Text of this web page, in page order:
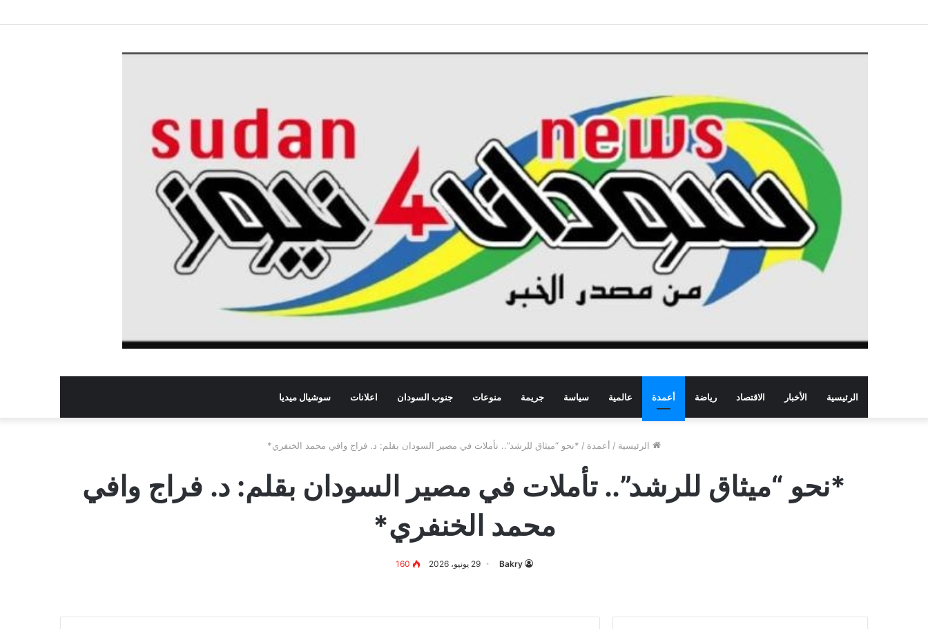
الرئيسية الأخبار الاقتصاد رياضة أعمدة عالمية سياسة جريمة منوعات جنوب السودان اعلانات سوشيال ميديا
الرئيسية / أعمدة / *نحو “ميثاق للرشد”.. تأملات في مصير السودان بقلم: د. فراج وافي محمد الخنفري*
*نحو “ميثاق للرشد”.. تأملات في مصير السودان بقلم: د. فراج وافي
محمد الخنفري*
Bakry 29 يونيو، 2026 160